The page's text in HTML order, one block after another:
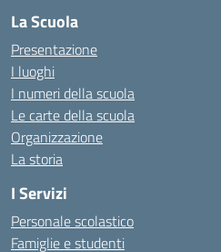
La Scuola
Presentazione
I luoghi
I numeri della scuola
Le carte della scuola
Organizzazione
La storia
I Servizi
Personale scolastico
Famiglie e studenti